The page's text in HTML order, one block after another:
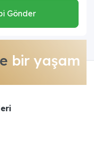
Gönder
bir yaşam